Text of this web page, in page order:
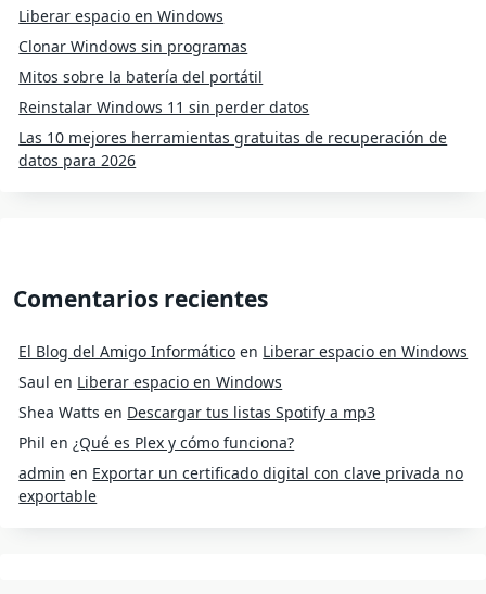
Liberar espacio en Windows
Clonar Windows sin programas
Mitos sobre la batería del portátil
Reinstalar Windows 11 sin perder datos
Las 10 mejores herramientas gratuitas de recuperación de
datos para 2026
Comentarios recientes
El Blog del Amigo Informático en Liberar espacio en Windows
Saul en Liberar espacio en Windows
Shea Watts en Descargar tus listas Spotify a mp3
Phil en¿Qué es Plex y cómo funciona?
admin en Exportar un certificado digital con clave privada no
exportable